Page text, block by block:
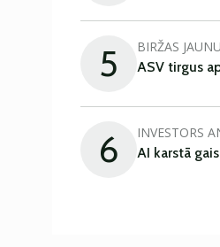
5 BIRŽAS
ASV tirgus
6 INVESTORS
AI karstā